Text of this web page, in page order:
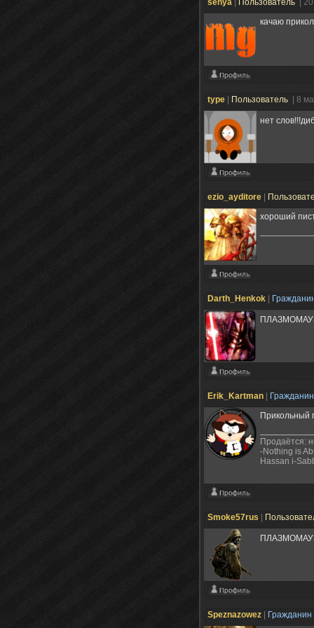
senya Пользователь
|
качаю
type Пользователь | 8
нет
ezio_ayditore
хороший
Darth_Henkok
Erik_Kartman
Прикольный
Продаётся:
-Nothing is
Hassan i-
Smoke57rus
Speznazowez Гражданин